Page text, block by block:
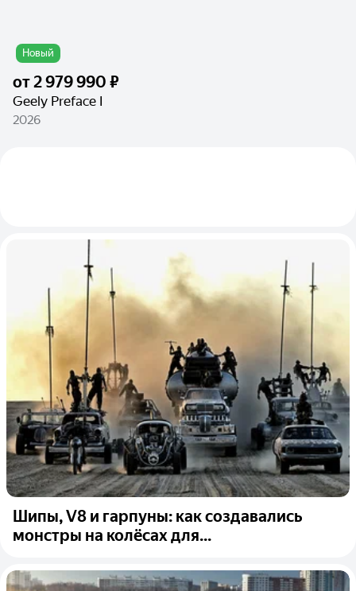
Новый
от2 979 990 ₽
Geely Preface I
2026
Шипы, V8 и гарпуны: как создавались
монстры на колёсах для...